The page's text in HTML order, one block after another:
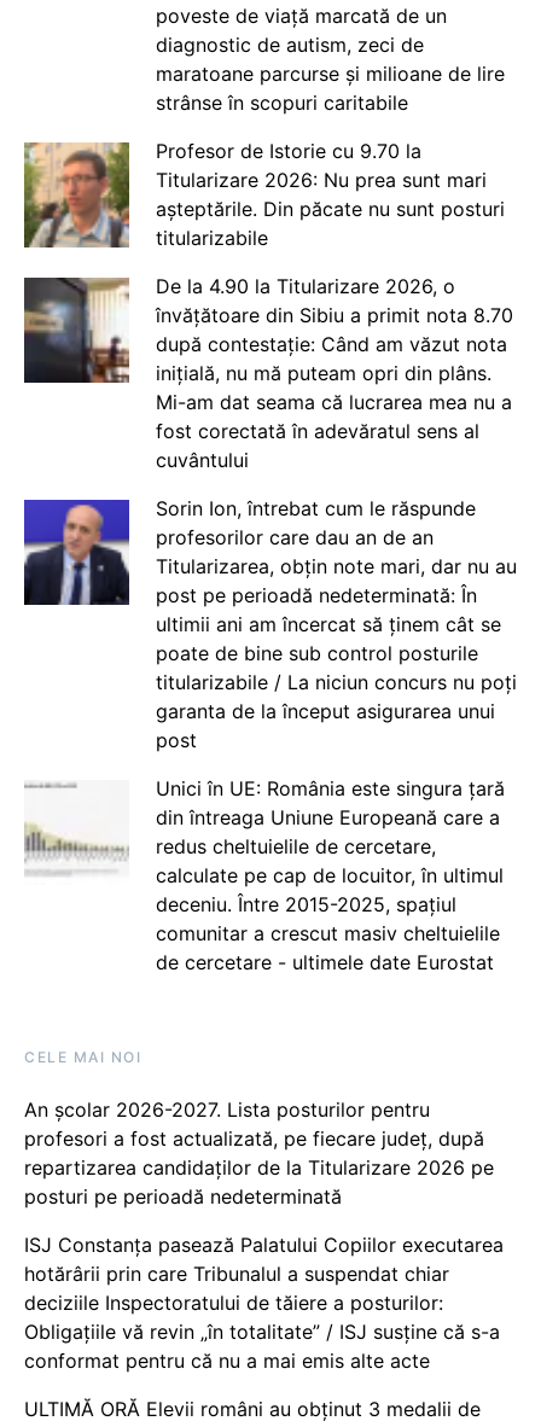
poveste de viață marcată de un
diagnostic de autism, zeci de
maratoane parcurse și milioane de lire
strânse în scopuri caritabile
Profesor de Istorie cu 9.70 la
Titularizare 2026: Nu prea sunt mari
așteptările. Din păcate nu sunt posturi
titularizabile
De la 4.90 la Titularizare 2026, o
învățătoare din Sibiu a primit nota 8.70
după contestație: Când am văzut nota
inițială, nu mă puteam opri din plâns.
Mi-am dat seama că lucrarea mea nu a
fost corectată în adevăratul sens al
cuvântului
Sorin Ion, întrebat cum le răspunde
profesorilor care dau an de an
Titularizarea, obțin note mari, dar nu au
post pe perioadă nedeterminată: În
ultimii ani am încercat să ținem cât se
poate de bine sub control posturile
titularizabile / La niciun concurs nu poți
garanta de la început asigurarea unui
post
Unici în UE: România este singura țară
din întreaga Uniune Europeană care a
redus cheltuielile de cercetare,
calculate pe cap de locuitor, în ultimul
deceniu. Între 2015-2025, spațiul
comunitar a crescut masiv cheltuielile
de cercetare - ultimele date Eurostat
CELE MAI NOI
An școlar 2026-2027. Lista posturilor pentru
profesori a fost actualizată, pe fiecare județ, după
repartizarea candidaților de la Titularizare 2026 pe
posturi pe perioadă nedeterminată
ISJ Constanța pasează Palatului Copiilor executarea
hotărârii prin care Tribunalul a suspendat chiar
deciziile Inspectoratului de tăiere a posturilor:
Obligațiile vă revin „în totalitate” / ISJ susține că s-a
conformat pentru că nu a mai emis alte acte
ULTIMĂ ORĂ Elevii români au obținut 3 medalii de